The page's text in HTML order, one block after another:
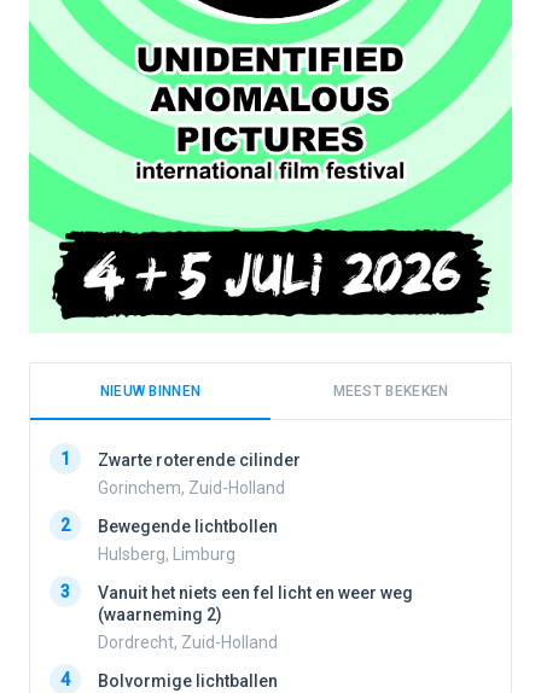
NIEUW BINNEN MEEST BEKEKEN
1
Zwarte roterende cilinder
Gorinchem, Zuid-Holland
2
Bewegende lichtbollen
Hulsberg, Limburg
3
Vanuit het niets een fel licht en weer weg
(waarneming 2)
Dordrecht, Zuid-Holland
4
Bolvormige lichtballen